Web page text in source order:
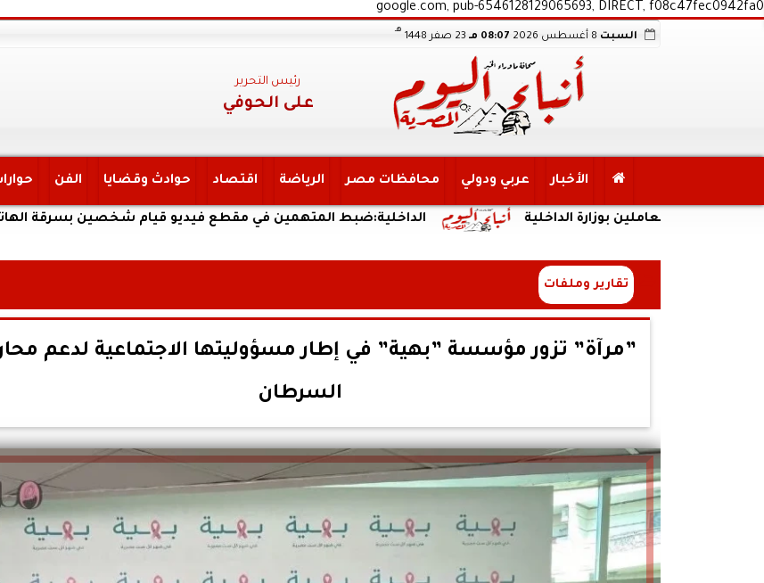
google.com, pub-6546128129065693, DIRECT, f08c47fec0942fa0
السبت 08:07 مـ 23 صفر 1448
هـ
رئيس التحرير
على الحوفي
الأخبار عربي ودولي محافظات مصر الرياضة اقتصاد حوادث وقضايا الفن
الداخلية:ضبط المتهمين في مقطع فيديو قيام شخصين بسرقة الهاتف العاملين بوزارة الداخلية
تقارير وملفات
”مرآة” تزور مؤسسة ”بهية” في إطار مسؤوليتها الاجتماعية لدعم
السرطان